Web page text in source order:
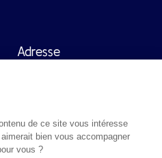
de ce site vous intéresse
bien vous accompagner
vous ?
Adresse
Réseaux sociaux